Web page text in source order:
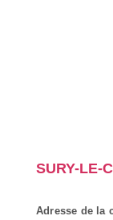
SURY-LE-
Adresse de la